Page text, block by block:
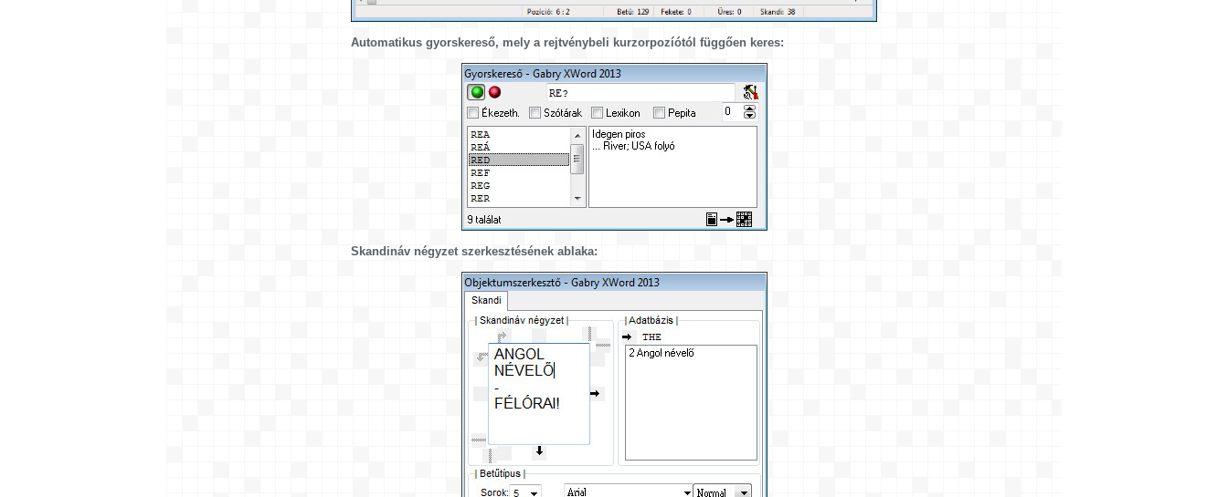
Automatikus gyorskereső, mely a rejtvénybeli kurzorpozíótól függően keres:
Skandináv négyzet szerkesztésének ablaka: